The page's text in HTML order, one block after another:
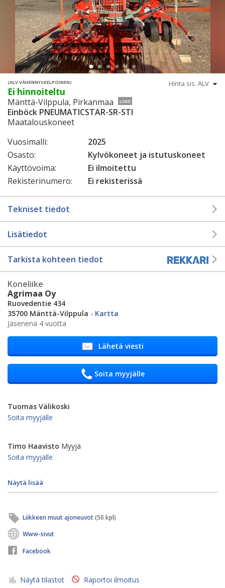
(ALV VÄHENNYSKELPOINEN)
Ei hinnoiteltu
Mänttä-Vilppula, Pirkanmaa LIIKE
Einböck PNEUMATICSTAR-SR-STI
Maatalouskoneet
Vuosimalli:
2025
Osasto:
Kylvökoneet ja istutuskoneet
Käyttövoima:
Ei ilmoitettu
Rekisterinumero:
Ei rekisterissä
Tekniset tiedot
Lisätiedot
Tarkista kohteen tiedot
Koneliike
Agrimaa Oy
Ruovedentie 434
35700 Mänttä-Vilppula - Kartta
Jäsenenä 4 vuotta
Lähetä viesti
Soita myyjälle
Tuomas Välikoski
Soita myyjälle
Timo Haavisto Myyjä
Soita myyjälle
Näytä lisää
Liikkeen muut ajoneuvot(50 kpl)
Www-sivut
Facebook
Näytä tilastot Raportoi ilmoitus